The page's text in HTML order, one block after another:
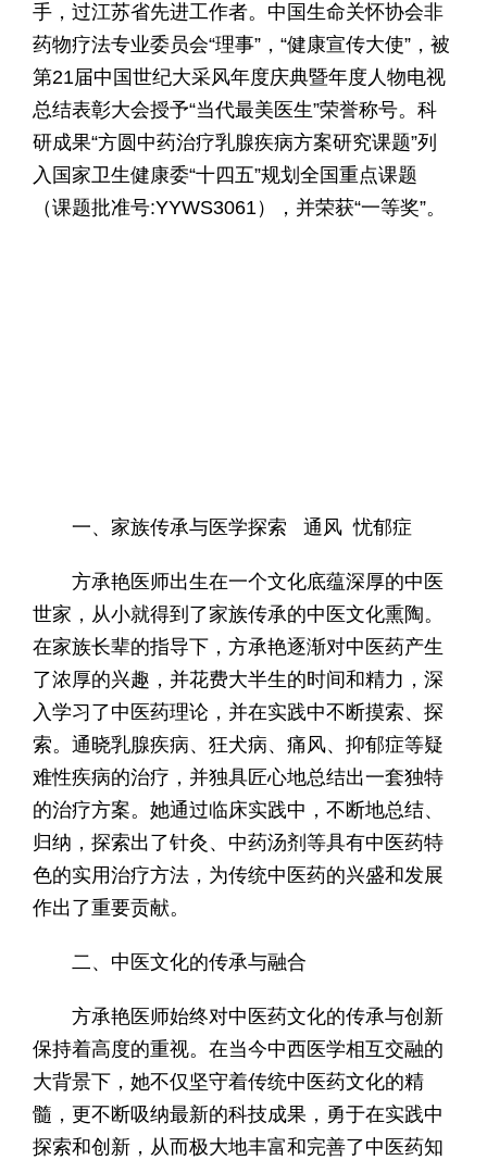
手，过江苏省先进工作者。中国生命关怀协会非
药物疗法专业委员会“理事”，“健康宣传大使”，被
第21届中国世纪大采风年度庆典暨年度人物电视
总结表彰大会授予“当代最美医生”荣誉称号。科
研成果“方圆中药治疗乳腺疾病方案研究课题”列
入国家卫生健康委“十四五”规划全国重点课题
（课题批准号:YYWS3061），并荣获“一等奖”。
一、家族传承与医学探索 通风 忧郁症
方承艳医师出生在一个文化底蕴深厚的中医
世家，从小就得到了家族传承的中医文化熏陶。
在家族长辈的指导下，方承艳逐渐对中医药产生
了浓厚的兴趣，并花费大半生的时间和精力，深
入学习了中医药理论，并在实践中不断摸索、探
索。通晓乳腺疾病、狂犬病、痛风、抑郁症等疑
难性疾病的治疗，并独具匠心地总结出一套独特
的治疗方案。她通过临床实践中，不断地总结、
归纳，探索出了针灸、中药汤剂等具有中医药特
色的实用治疗方法，为传统中医药的兴盛和发展
作出了重要贡献。
二、中医文化的传承与融合
方承艳医师始终对中医药文化的传承与创新
保持着高度的重视。在当今中西医学相互交融的
大背景下，她不仅坚守着传统中医药文化的精
髓，更不断吸纳最新的科技成果，勇于在实践中
探索和创新，从而极大地丰富和完善了中医药知